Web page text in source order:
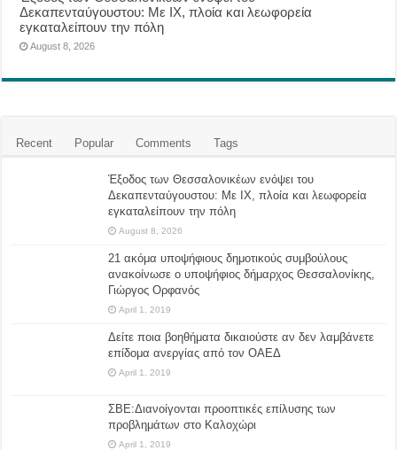
Δεκαπενταύγουστου: Με ΙΧ, πλοία και λεωφορεία
εγκαταλείπουν την πόλη
August 8, 2026
Recent Popular Comments Tags
Έξοδος των Θεσσαλονικέων ενόψει του
Δεκαπενταύγουστου: Με ΙΧ, πλοία και λεωφορεία
εγκαταλείπουν την πόλη
August 8, 2026
21 ακόμα υποψήφιους δημοτικούς συμβούλους
ανακοίνωσε ο υποψήφιος δήμαρχος Θεσσαλονίκης,
Γιώργος Ορφανός
April 1, 2019
Δείτε ποια βοηθήματα δικαιούστε αν δεν λαμβάνετε
επίδομα ανεργίας από τον ΟΑΕΔ
April 1, 2019
ΣΒΕ:Διανοίγονται προοπτικές επίλυσης των
προβλημάτων στο Καλοχώρι
April 1, 2019